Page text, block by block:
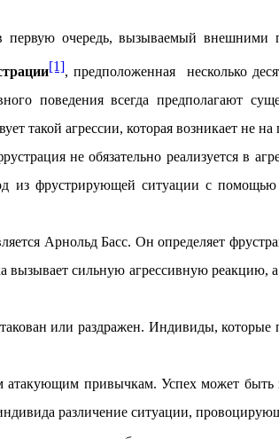
в первую очередь, вызываемый
[1], предположенная несколько
поведения всегда предполагают
такой агрессии, которая возникает не
не обязательно реализуется в
из фрустрирующей ситуации с
Арнольд Басс. Он определяет
сильную агрессивную реакцию,
или раздражен. Индивиды, которые
привычкам. Успех может
различение ситуации,